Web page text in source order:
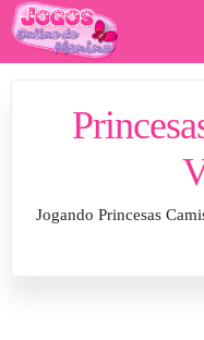
Jogando Princesas